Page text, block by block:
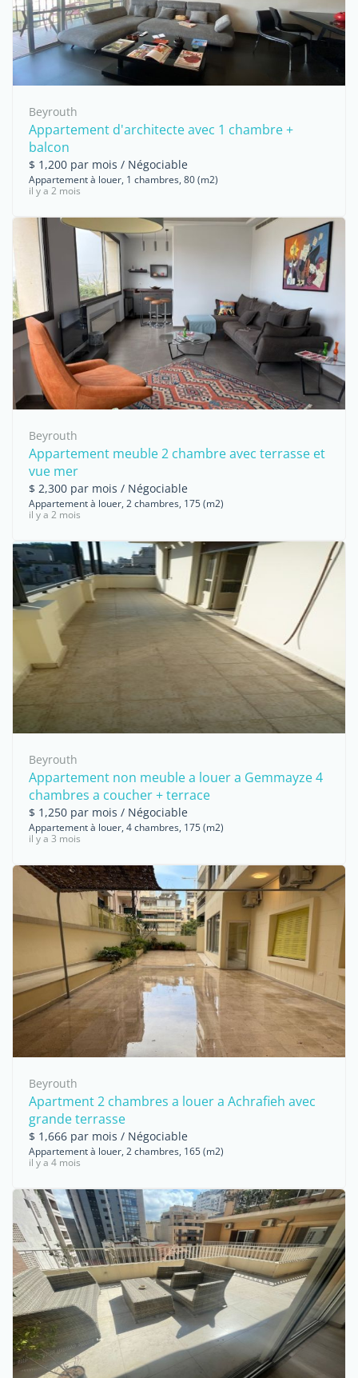
Beyrouth
Appartement d'architecte avec 1 chambre +
balcon
$ 1,200 par mois / Négociable
Appartement à louer, 1 chambres, 80 (m2)
il y a 2 mois
Beyrouth
Appartement meuble 2 chambre avec terrasse et
vue mer
$ 2,300 par mois / Négociable
Appartement à louer, 2 chambres, 175 (m2)
il y a 2 mois
Beyrouth
Appartement non meuble a louer a Gemmayze 4
chambres a coucher + terrace
$ 1,250 par mois / Négociable
Appartement à louer, 4 chambres, 175 (m2)
il y a 3 mois
Beyrouth
Apartment 2 chambres a louer a Achrafieh avec
grande terrasse
$ 1,666 par mois / Négociable
Appartement à louer, 2 chambres, 165 (m2)
il y a 4 mois